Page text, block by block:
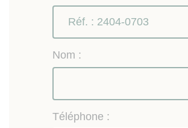
Nom :
Téléphone :